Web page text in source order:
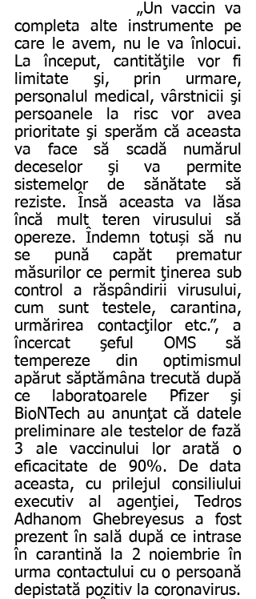
completa alte instrumente pe
care le avem, nu le va înlocui.
La început, cantităţile vor fi
limitate şi, prin urmare,
personalul medical, vârstnicii şi
persoanele la risc vor avea
prioritate şi sperăm că aceasta
va face să scadă numărul
deceselor şi va permite
sistemelor de sănătate să
reziste. Însă aceasta va lăsa
încă mult teren virusului să
opereze. Îndemn totuși să nu
se pună capăt prematur
măsurilor ce permit ţinerea sub
control a răspândirii virusului,
cum sunt testele, carantina,
urmărirea contacţilor etc.”, a
încercat şeful OMS să
tempereze din optimismul
apărut săptămâna trecută după
ce laboratoarele Pfizer şi
BioNTech au anunţat că datele
preliminare ale testelor de fază
3 ale vaccinului lor arată o
eficacitate de 90%. De data
aceasta, cu prilejul consiliului
executiv al agenţiei, Tedros
Adhanom Ghebreyesus a fost
prezent în sală după ce intrase
în carantină la 2 noiembrie în
urma contactului cu o persoană
depistată pozitiv la coronavirus.